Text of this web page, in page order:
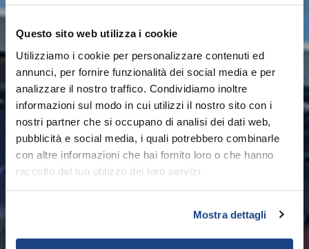
Questo sito web utilizza i cookie
Utilizziamo i cookie per personalizzare contenuti ed
annunci, per fornire funzionalità dei social media e per
analizzare il nostro traffico. Condividiamo inoltre
informazioni sul modo in cui utilizzi il nostro sito con i
nostri partner che si occupano di analisi dei dati web,
pubblicità e social media, i quali potrebbero combinarle
con altre informazioni che hai fornito loro o che hanno
raccolto dal tuo utilizzo dei loro servizi.
Mostra dettagli